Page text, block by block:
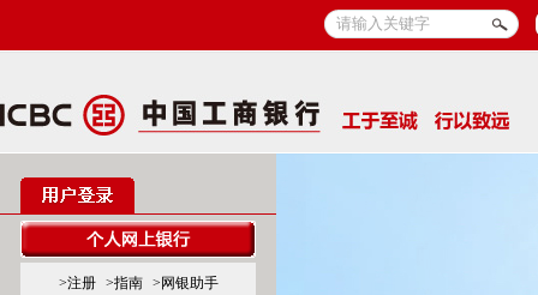
>注册 >指南
>网银助手